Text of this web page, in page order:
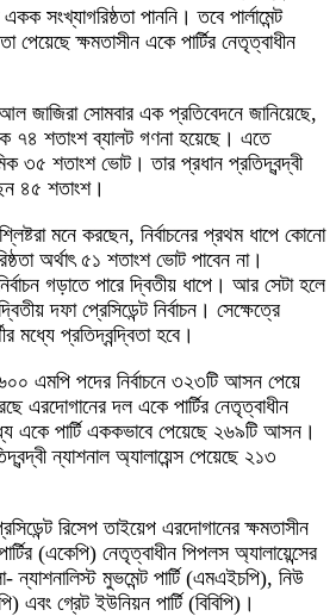
সংখ্যাগরিষ্ঠতা পাননি। তবে পার্লামেন্ট
পেয়েছে ক্ষমতাসীন একে পার্টির নেতৃত্বাধীন
জাজিরা সোমবার এক প্রতিবেদনে জানিয়েছে,
৭৪ শতাংশ ব্যালট গণনা হয়েছে। এতে
৩৫ শতাংশ ভোট। তার প্রধান প্রতিদ্বন্দ্বী
৪৫ শতাংশ।
মনে করছেন, নির্বাচনের প্রথম ধাপে কোনো
অর্থাৎ ৫১ শতাংশ ভোট পাবেন না।
গড়াতে পারে দ্বিতীয় ধাপে। আর সেটা হলে
দফা প্রেসিডেন্ট নির্বাচন। সেক্ষেত্রে
মধ্যে প্রতিদ্বন্দ্বিতা হবে।
৬০০ এমপি পদের নির্বাচনে ৩২৩টি আসন পেয়ে
এরদোগানের দল একে পার্টির নেতৃত্বাধীন
একে পার্টি এককভাবে পেয়েছে ২৬৯টি আসন।
ন্যাশনাল অ্যালায়েন্স পেয়েছে ২১৩
রিসেপ তাইয়েপ এরদোগানের ক্ষমতাসীন
(একেপি) নেতৃত্বাধীন পিপলস অ্যালায়েন্সের
মুভমেন্ট পার্টি (এমএইচপি), নিউ
এবং গ্রেট ইউনিয়ন পার্টি (বিবিপি)।